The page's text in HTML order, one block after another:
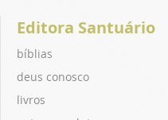
Editora Santuário
bíblias
deus conosco
livros